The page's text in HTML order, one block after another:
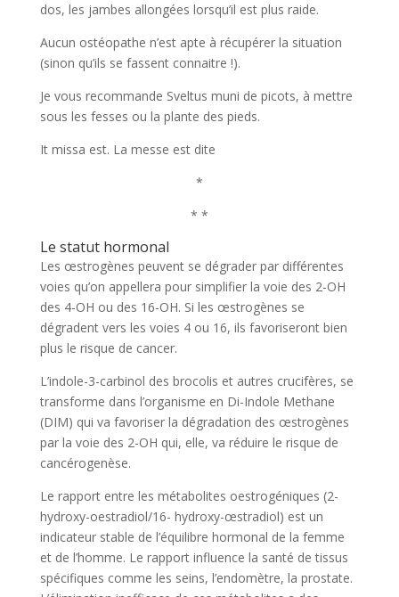
dos, les jambes allongées lorsqu’il est plus raide.
Aucun ostéopathe n’est apte à récupérer la situation
(sinon qu’ils se fassent connaitre !).
Je vous recommande Sveltus muni de picots, à mettre
sous les fesses ou la plante des pieds.
It missa est. La messe est dite
*
* *
Le statut hormonal
Les œstrogènes peuvent se dégrader par différentes
voies qu’on appellera pour simplifier la voie des 2-OH
des 4-OH ou des 16-OH. Si les œstrogènes se
dégradent vers les voies 4 ou 16, ils favoriseront bien
plus le risque de cancer.
L’indole-3-carbinol des brocolis et autres crucifères, se
transforme dans l’organisme en Di-Indole Methane
(DIM) qui va favoriser la dégradation des œstrogènes
par la voie des 2-OH qui, elle, va réduire le risque de
cancérogenèse.
Le rapport entre les métabolites oestrogéniques (2-
hydroxy-oestradiol/16- hydroxy-œstradiol) est un
indicateur stable de l’équilibre hormonal de la femme
et de l’homme. Le rapport influence la santé de tissus
spécifiques comme les seins, l’endomètre, la prostate.